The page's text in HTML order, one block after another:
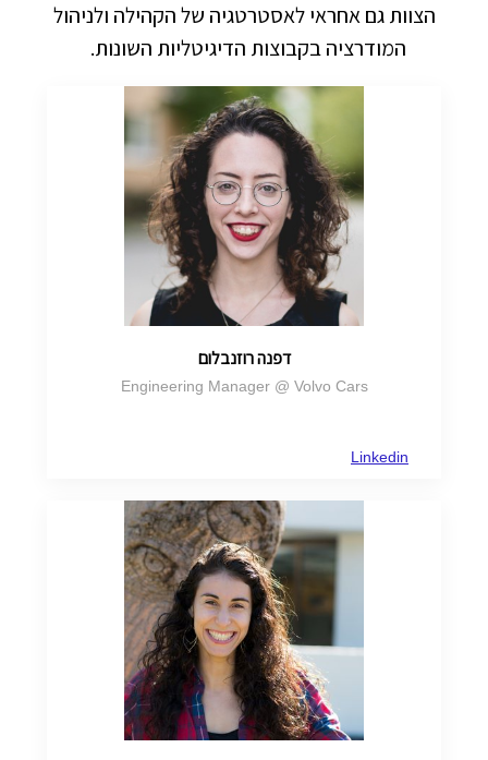
הצוות גם אחראי לאסטרטגיה של הקהילה ולניהול
המודרציה בקבוצות הדיגיטליות השונות.
דפנה רוזנבלום
Engineering Manager @ Volvo Cars
Linkedin